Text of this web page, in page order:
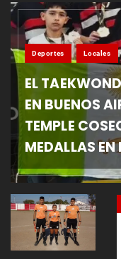
Deportes Locales
EL
EN BUENOS
TEMPLE
MEDALLAS EN